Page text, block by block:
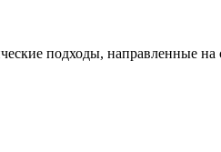
подходы, направленные